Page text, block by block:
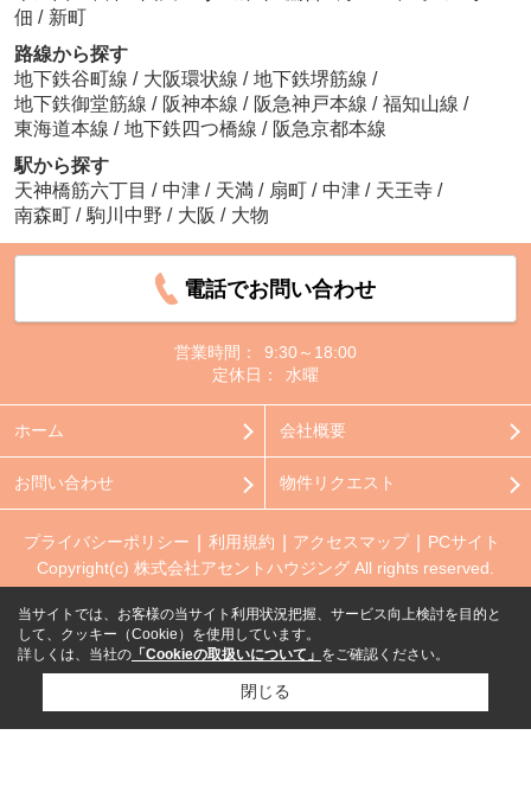
佃 / 新町
路線から探す
地下鉄谷町線 / 大阪環状線 / 地下鉄堺筋線 /
地下鉄御堂筋線 / 阪神本線 / 阪急神戸本線 / 福知山線 /
東海道本線 / 地下鉄四つ橋線 / 阪急京都本線
駅から探す
天神橋筋六丁目 / 中津 / 天満 / 扇町 / 中津 / 天王寺 /
南森町 / 駒川中野 / 大阪 / 大物
電話でお問い合わせ
営業時間：
9:30～18:00
定休日：
水曜
ホーム 会社概要
お問い合わせ 物件リクエスト
プライバシーポリシー 利用規約 アクセスマップ
PCサイト
Copyright(c) 株式会社アセントハウジング All rights reserved.
当サイトでは、お客様の当サイト利用状況把握、サービス向上検討を目的と
して、クッキー（Cookie）を使用しています。
詳しくは、当社の 「Cookieの取扱いについて」 をご確認ください。
閉じる